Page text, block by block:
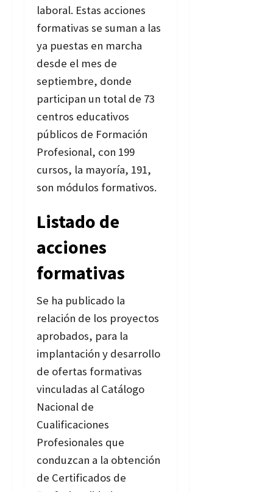
laboral. Estas acciones
formativas se suman a las
ya puestas en marcha
desde el mes de
septiembre, donde
participan un total de 73
centros educativos
públicos de Formación
Profesional, con 199
cursos, la mayoría, 191,
son módulos formativos.
Listado de
acciones
formativas
Se ha publicado la
relación de los proyectos
aprobados, para la
implantación y desarrollo
de ofertas formativas
vinculadas al Catálogo
Nacional de
Cualificaciones
Profesionales que
conduzcan a la obtención
de Certificados de